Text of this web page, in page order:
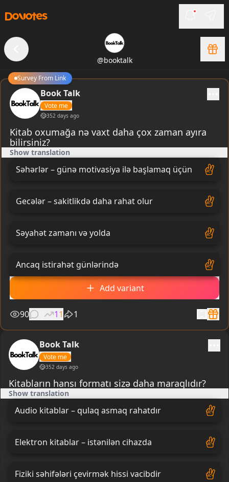
@booktalk
Survey From Link
Book Talk
Vote me
352 days ago
Kitab oxumağa nə vaxt daha çox zaman ayıra
bilirsiniz?
Show translation
Səhərlər – günə motivasiya ilə başlamaq üçün
Gecələr – sakitlikdə daha rahat olur
Səyahət zamanı və yolda
Ancaq istirahət günlərində
Add variant
90 11 1
Book Talk
Vote me
352 days ago
Kitabların hansı formatı sizə daha maraqlıdır?
Show translation
Audio kitablar – qulaq asmaq rahatdır
Elektron kitablar – istənilən cihazda
Fiziki səhifələri çevirmək hissi vacibdir